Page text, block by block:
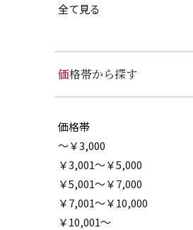
全て見る
価格帯から探す
価格帯
～￥3,000
￥3,001～￥5,000
￥5,001～￥7,000
￥7,001～￥10,000
￥10,001～